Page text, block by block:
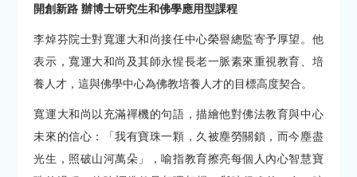
開創新路 辦博士研究生和佛學應用型課程
李焯芬院士對寬運大和尚接任中心榮譽總監寄予厚望。他
表示，寬運大和尚及其師永惺長老一脈素來重視教育、培
養人才，這與佛學中心為佛教培養人才的目標高度契合。
寬運大和尚以充滿禪機的句語，描繪他對佛法教育與中心
未來的信心：「我有寶珠一顆，久被塵勞關鎖，而今塵盡
光生，照破山河萬朵」，喻指教育擦亮每個人內心智慧寶